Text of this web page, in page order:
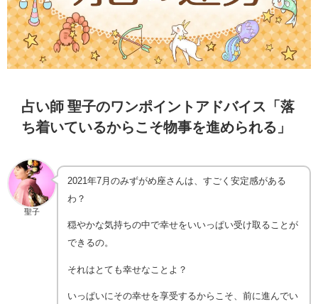
占い師 聖子のワンポイントアドバイス「落
ち着いているからこそ物事を進められる」
聖子
2021年7月のみずがめ座さんは、すごく安定感がある
わ？
穏やかな気持ちの中で幸せをいいっぱい受け取ることが
できるの。
それはとても幸せなことよ？
いっぱいにその幸せを享受するからこそ、前に進んでい